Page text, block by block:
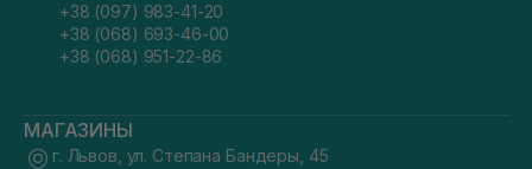
+38 (097) 983-41-20
+38 (068) 693-46-00
+38 (068) 951-22-86
МАГАЗИНЫ
г. Львов, ул. Степана Бандеры, 45